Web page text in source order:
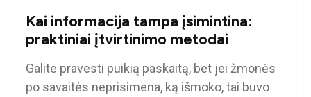
Kai informacija tampa įsimintina:
praktiniai įtvirtinimo metodai
Galite pravesti puikią paskaitą, bet jei žmonės
po savaitės neprisimena, ką išmoko, tai buvo